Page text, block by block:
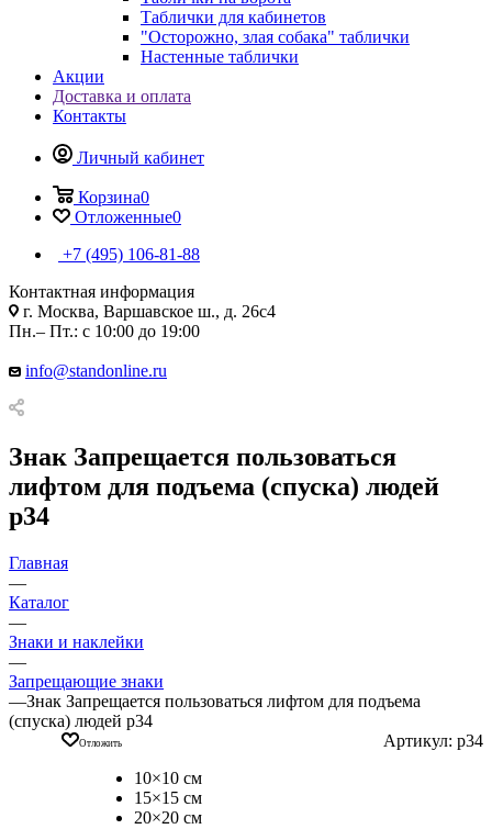
Таблички для кабинетов
"Осторожно, злая собака" таблички
Настенные таблички
Акции
Доставка и оплата
Контакты
Личный кабинет
Корзина0
Отложенные0
+7 (495) 106-81-88
Контактная информация
г. Москва, Варшавское ш., д. 26с4
Пн.– Пт.: с 10:00 до 19:00
info@standonline.ru
Знак Запрещается пользоваться
лифтом для подъема (спуска) людей
p34
Главная
—
Каталог
—
Знаки и наклейки
—
Запрещающие знаки
—Знак Запрещается пользоваться лифтом для подъема
(спуска) людей p34
Отложить Артикул: p34
10×10 см
15×15 см
20×20 см